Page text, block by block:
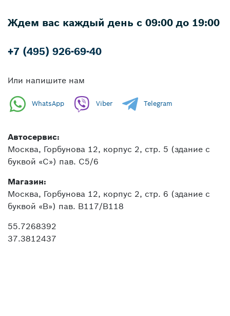
Ждем вас каждый день с 09:00 до 19:00
+7 (495) 926-69-40
Или напишите нам
WhatsApp Viber Telegram
Автосервис:
Москва, Горбунова 12, корпус 2, стр. 5 (здание с
буквой «С») пав. C5/6
Магазин:
Москва, Горбунова 12, корпус 2, стр. 6 (здание с
буквой «В») пав. В117/В118
55.7268392
37.3812437